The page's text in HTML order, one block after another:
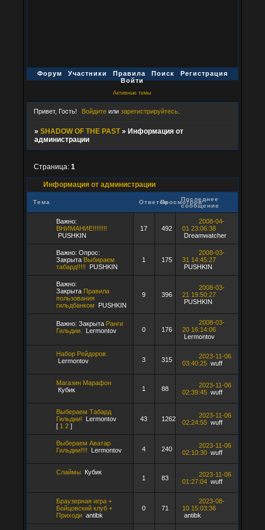
Форум Участники Правила Поиск
Регистрация
Войти
Активные темы
Привет, Гость! Войдите илизарегистрируйтесь
» SHADOW OF THE PAST » Информация от
администрации
Информация от администрации
Страница: 1
Тема ОтветовПросмотров
Последнее
сообщение
Важно:
ВНИМАНИЕ!!!!!!!!
PUSHKIN
17 492
2008-04-
01 23:06:38
Dreamwatcher
Важно: Опрос:
Закрыта Выбираем
табард!!!!!
PUSHKIN
1 175
2008-03-
31 14:45:27
PUSHKIN
Важно:
Закрыта Правила
пользования
гильдбанком
PUSHKIN
9 396
2008-03-
21 19:50:27
PUSHKIN
Важно: Закрыта Ранги
Гильдии.
Lermontov 0 176
2008-03-
20 16:14:06
Lermontov
Набор Рейдоров.
Lermontov
3 315
2023-11-06
03:40:25 wuff
Магазин Марафон
Кубик
1 88
2023-11-06
02:39:45 wuff
Выбераем Табард
Гильдии!
Lermontov
[ 1 2 ]
43 1262
2023-11-06
02:24:55 wuff
Выбераем Аватар
Гильдии!!!!
Lermontov 4 240
2023-11-06
02:10:30 wuff
Слаймы
Кубик
1
83
2023-11-06
01:27:04 wuff
Браузерная игра +
Бойцовский клуб +
Приходи antibk
0 71
2023-08-
10 15:03:36
antibk